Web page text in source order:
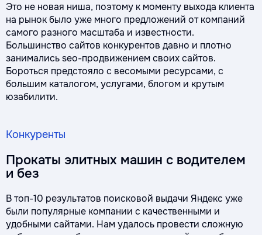
Это не новая ниша, поэтому к моменту выхода клиента
на рынок было уже много предложений от компаний
самого разного масштаба и известности.
Большинство сайтов конкурентов давно и плотно
занимались seo-продвижением своих сайтов.
Бороться предстояло с весомыми ресурсами, с
большим каталогом, услугами, блогом и крутым
юзабилити.
Конкуренты
Прокаты элитных машин с водителем
и без
В топ-10 результатов поисковой выдачи Яндекс уже
были популярные компании с качественными и
удобными сайтами. Нам удалось провести сложную